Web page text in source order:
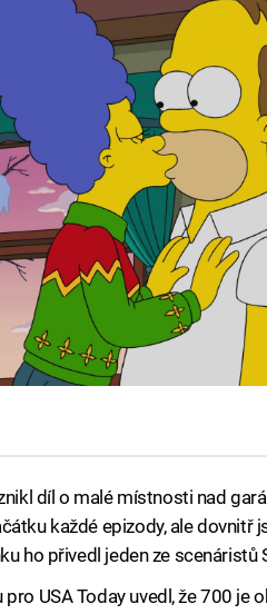
díl o malé místnosti nad
každé epizody, ale dovnitř
ho přivedl jeden ze scenáristů
USA Today uvedl, že 700 je